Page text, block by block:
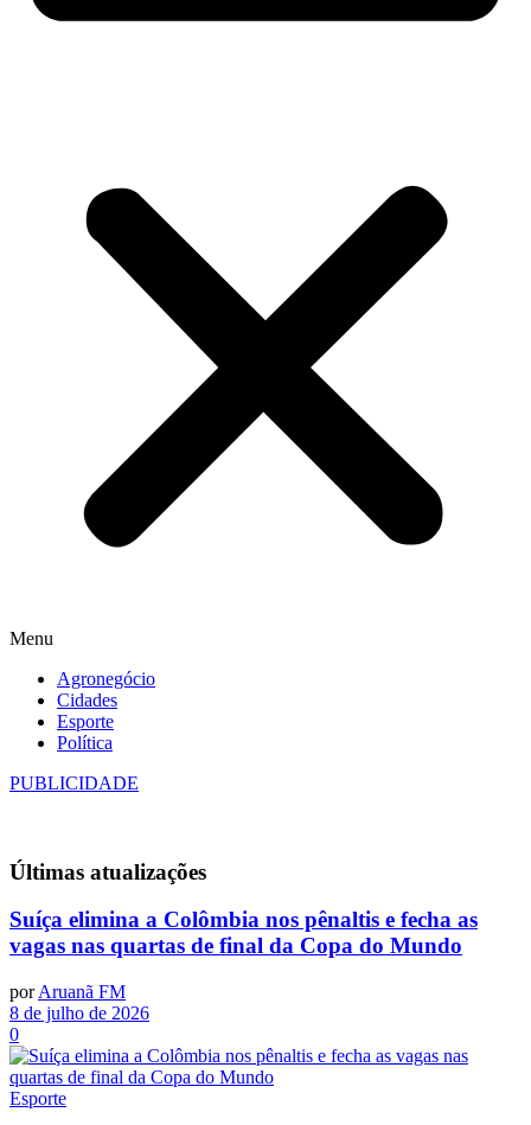
Menu
Agronegócio
Cidades
Esporte
Política
PUBLICIDADE
Últimas atualizações
Suíça elimina a Colômbia nos pênaltis e fecha as
vagas nas quartas de final da Copa do Mundo
por Aruanã FM
8 de julho de 2026
0
Esporte